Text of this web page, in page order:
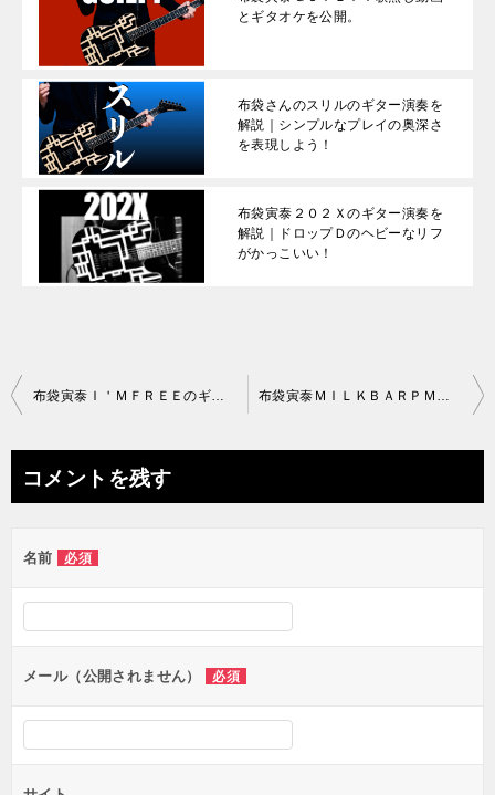
とギタオケを公開。
布袋さんのスリルのギター演奏を
解説｜シンプルなプレイの奥深さ
を表現しよう！
布袋寅泰２０２Ｘのギター演奏を
解説｜ドロップＤのヘビーなリフ
がかっこいい！
投
ビ
ー
シ
ョ
ン
コメントを残す
名前 必須
メール（公開されません） 必須